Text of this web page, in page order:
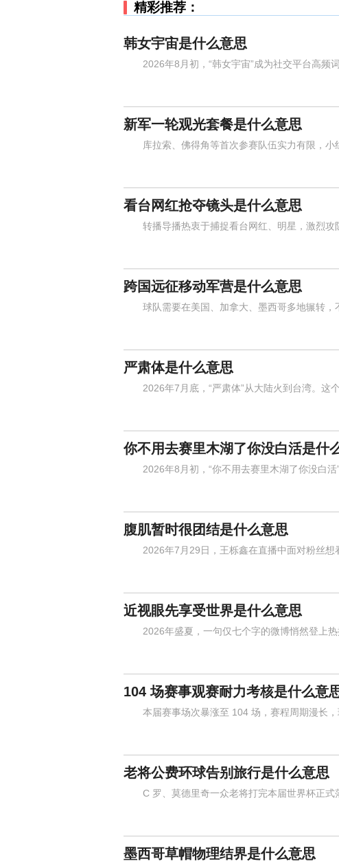
精彩推荐：
韩女宇宙是什么意思
2026年8月初，“韩女宇宙”成为社交平台高频
新军一轮观光套餐是什么意思
库拉索、佛得角等首次参赛队伍实力有限，小
看台网红抢夺镜头是什么意思
转播导播热衷于捕捉看台网红、明星，激烈攻
跨国远征移动军营是什么意思
球队需要在美国、加拿大、墨西哥多地辗转，
严肃体是什么意思
2026年7月底，“严肃体”从大陆火到台湾。这
你不用去赛里木湖了你没白活是什
2026年8月初，“你不用去赛里木湖了你没白活
腹肌暂时很团结是什么意思
2026年7月29日，王栎鑫在直播中面对粉丝想
近视眼先享受世界是什么意思
2026年盛夏，一句仅七个字的微博悄然登上
104 场赛事观赛耐力考核是什么意
本届赛事场次暴涨至 104 场，赛程周期漫长，
老将公费环球告别旅行是什么意思
C 罗、莫德里奇一众老将打完本届世界杯正式
墨西哥草帽物理结界是什么意思